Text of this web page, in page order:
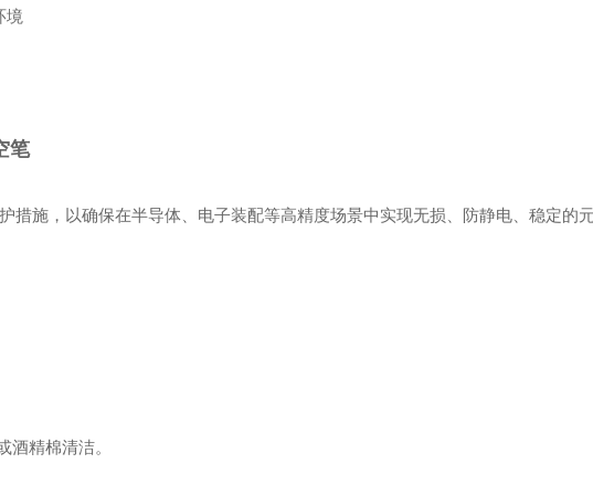
境
笔
措施，以确保在半导体、电子装配等高精度场景中实现无损、防静电、稳定的
酒精棉清洁。